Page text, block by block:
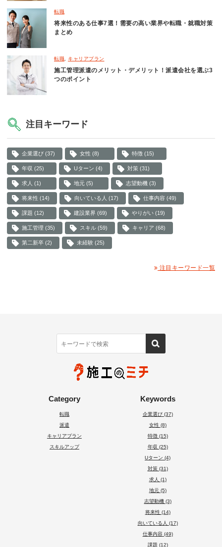
転職
将来性のある仕事7選！需要の高い業界や転職・就職対策
まとめ
転職, キャリアプラン
施工管理派遣のメリット・デメリット！派遣会社を選ぶ3
つのポイント
注目キーワード
企業選び (37) 女性 (8) 特徴 (15)
年収 (25) Uターン (4) 対策 (31)
求人 (1) 地元 (5) 志望動機 (3)
将来性 (14) 向いている人 (17) 仕事内容 (49)
課題 (12) 建設業界 (69) やりがい (19)
施工管理 (35) スキル (59) キャリア (68)
第二新卒 (2) 未経験 (25)
注目キーワード一覧
Category
転職
派遣
キャリアプラン
スキルアップ
Keywords
企業選び (37)
女性 (8)
特徴 (15)
年収 (25)
Uターン (4)
対策 (31)
求人 (1)
地元 (5)
志望動機 (3)
将来性 (14)
向いている人 (17)
仕事内容 (49)
課題 (12)